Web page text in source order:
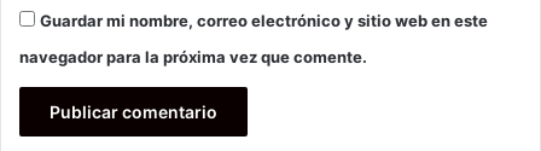
Guardar mi nombre, correo electrónico y sitio web en este
navegador para la próxima vez que comente.